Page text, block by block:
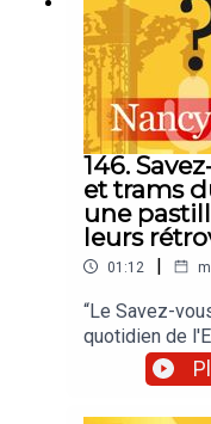
146.
et trams
une
leurs
01:12 |
“Le Savez-
quotidien de
et à tout ce
raconté par
articles